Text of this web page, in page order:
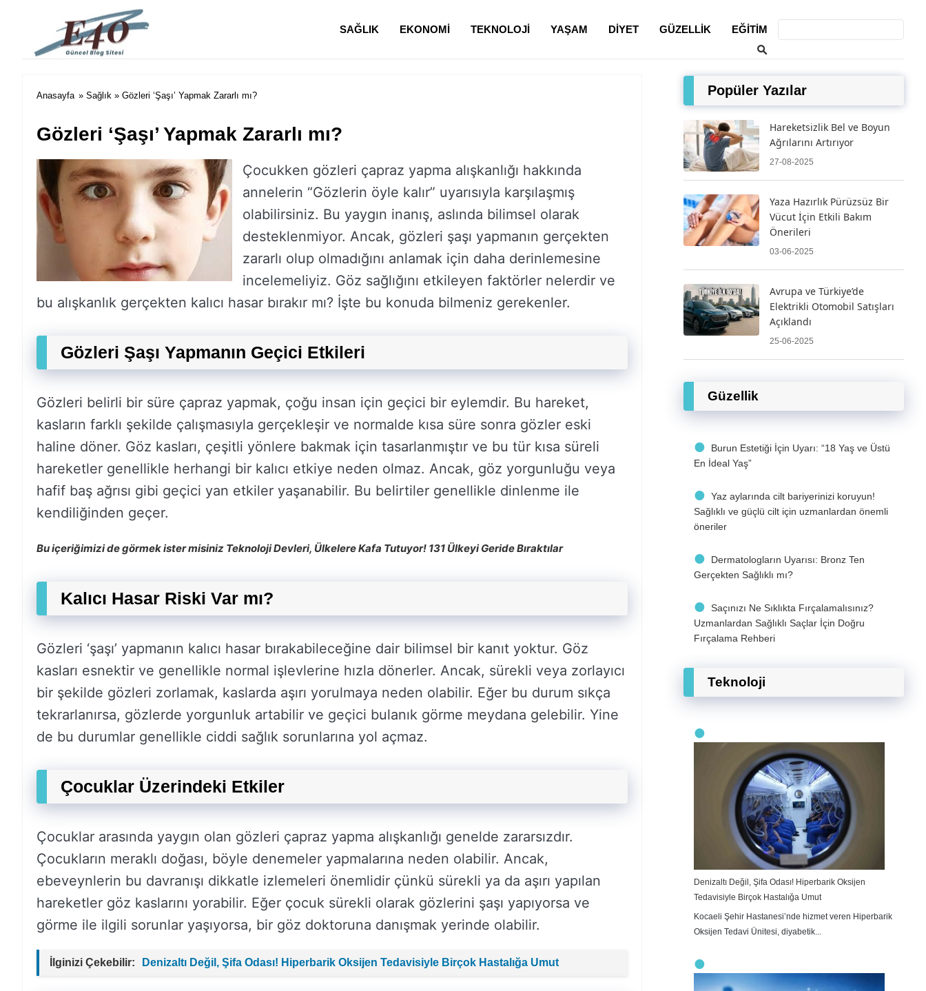
e40 Blog
SAĞLIK EKONOMI TEKNOLOJI YAŞAM DIYET GÜZELLIK EĞITIM
Anasayfa » Sağlık » Gözleri ‘Şaşı’ Yapmak Zararlı mı?
Gözleri ‘Şaşı’ Yapmak Zararlı mı?
Çocukken gözleri çapraz yapma alışkanlığı hakkında
annelerin “Gözlerin öyle kalır” uyarısıyla karşılaşmış
olabilirsiniz. Bu yaygın inanış, aslında bilimsel olarak
desteklenmiyor. Ancak, gözleri şaşı yapmanın gerçekten
zararlı olup olmadığını anlamak için daha derinlemesine
incelemeliyiz. Göz sağlığını etkileyen faktörler nelerdir ve
bu alışkanlık gerçekten kalıcı hasar bırakır mı? İşte bu konuda bilmeniz gerekenler.
Gözleri Şaşı Yapmanın Geçici Etkileri
Gözleri belirli bir süre çapraz yapmak, çoğu insan için geçici bir eylemdir. Bu hareket,
kasların farklı şekilde çalışmasıyla gerçekleşir ve normalde kısa süre sonra gözler eski
haline döner. Göz kasları, çeşitli yönlere bakmak için tasarlanmıştır ve bu tür kısa süreli
hareketler genellikle herhangi bir kalıcı etkiye neden olmaz. Ancak, göz yorgunluğu veya
hafif baş ağrısı gibi geçici yan etkiler yaşanabilir. Bu belirtiler genellikle dinlenme ile
kendiliğinden geçer.
Bu içeriğimizi de görmek ister misiniz Teknoloji Devleri, Ülkelere Kafa Tutuyor! 131 Ülkeyi Geride Bıraktılar
Kalıcı Hasar Riski Var mı?
Gözleri ‘şaşı’ yapmanın kalıcı hasar bırakabileceğine dair bilimsel bir kanıt yoktur. Göz
kasları esnektir ve genellikle normal işlevlerine hızla dönerler. Ancak, sürekli veya zorlayıcı
bir şekilde gözleri zorlamak, kaslarda aşırı yorulmaya neden olabilir. Eğer bu durum sıkça
tekrarlanırsa, gözlerde yorgunluk artabilir ve geçici bulanık görme meydana gelebilir. Yine
de bu durumlar genellikle ciddi sağlık sorunlarına yol açmaz.
Çocuklar Üzerindeki Etkiler
Çocuklar arasında yaygın olan gözleri çapraz yapma alışkanlığı genelde zararsızdır.
Çocukların meraklı doğası, böyle denemeler yapmalarına neden olabilir. Ancak,
ebeveynlerin bu davranışı dikkatle izlemeleri önemlidir çünkü sürekli ya da aşırı yapılan
hareketler göz kaslarını yorabilir. Eğer çocuk sürekli olarak gözlerini şaşı yapıyorsa ve
görme ile ilgili sorunlar yaşıyorsa, bir göz doktoruna danışmak yerinde olabilir.
İlginizi Çekebilir: Denizaltı Değil, Şifa Odası! Hiperbarik Oksijen Tedavisiyle Birçok Hastalığa Umut
Popüler Yazılar
Hareketsizlik Bel ve Boyun
Ağrılarını Artırıyor
27-08-2025
Yaza Hazırlık Pürüzsüz Bir
Vücut İçin Etkili Bakım
Önerileri
03-06-2025
Avrupa ve Türkiye’de
Elektrikli Otomobil Satışları
Açıklandı
25-06-2025
Güzellik
Burun Estetiği İçin Uyarı: “18 Yaş ve Üstü
En İdeal Yaş”
Yaz aylarında cilt bariyerinizi koruyun!
Sağlıklı ve güçlü cilt için uzmanlardan önemli
öneriler
Dermatologların Uyarısı: Bronz Ten
Gerçekten Sağlıklı mı?
Saçınızı Ne Sıklıkta Fırçalamalısınız?
Uzmanlardan Sağlıklı Saçlar İçin Doğru
Fırçalama Rehberi
Teknoloji
Denizaltı Değil, Şifa Odası! Hiperbarik Oksijen
Tedavisiyle Birçok Hastalığa Umut
Kocaeli Şehir Hastanesi’nde hizmet veren Hiperbarik
Oksijen Tedavi Ünitesi, diyabetik...